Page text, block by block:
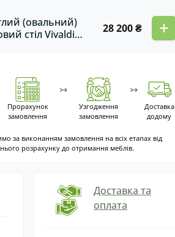
(овальний)
стіл Vivaldi
28 200 ₴ +
Прорахунок
замовлення
↣
Узгодження
замовлення
↣
Доставка
додому
за виконанням замовлення на всіх етапах від
розрахунку до отримання меблів.
Доставка та
оплата